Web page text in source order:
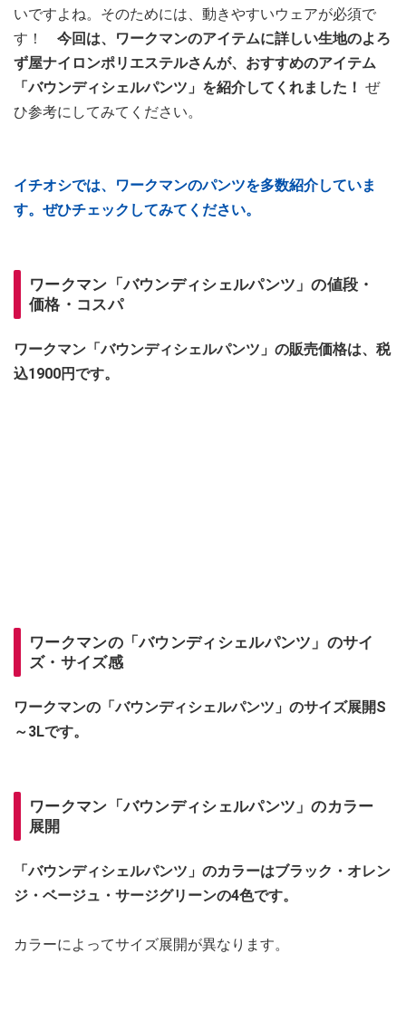
いですよね。そのためには、動きやすいウェアが必須で
す！ 今回は、ワークマンのアイテムに詳しい生地のよろ
ず屋ナイロンポリエステルさんが、おすすめのアイテム
「バウンディシェルパンツ」を紹介してくれました！ ぜ
ひ参考にしてみてください。
イチオシでは、ワークマンのパンツを多数紹介していま
す。ぜひチェックしてみてください。
ワークマン「バウンディシェルパンツ」の値段・
価格・コスパ
ワークマン「バウンディシェルパンツ」の販売価格は、税
込1900円です。
ワークマンの「バウンディシェルパンツ」のサイ
ズ・サイズ感
ワークマンの「バウンディシェルパンツ」のサイズ展開S
～3Lです。
ワークマン「バウンディシェルパンツ」のカラー
展開
「バウンディシェルパンツ」のカラーはブラック・オレン
ジ・ベージュ・サージグリーンの4色です。
カラーによってサイズ展開が異なります。